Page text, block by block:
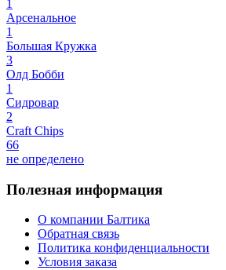
1
Арсенальное
1
Большая Кружка
3
Олд Бобби
1
Сидровар
2
Craft Chips
66
не определено
Полезная информация
О компании Балтика
Обратная связь
Политика конфиденциальности
Условия заказа